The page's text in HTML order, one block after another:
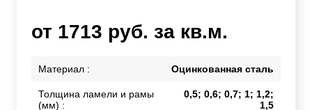
от 1713 руб. за кв.м.
Материал : Оцинкованная сталь
Толщина ламели и рамы
(мм) :
0,5; 0,6; 0,7; 1; 1,2;
1,5